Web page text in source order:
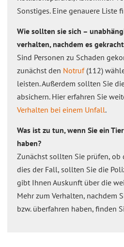
Sonstiges. Eine genauere Liste
Wie sollten sie sich –
verhalten, nachdem es
Sind Personen zu Schaden
zunächst den Notruf(112)
leisten. Außerdem sollten Sie
absichern. Hier erfahren Sie
Verhalten bei einem Unfall.
Was ist zu tun, wenn Sie ein
haben?
Zunächst sollten Sie prüfen, ob
dies der Fall, sollten Sie die
gibt Ihnen Auskunft über die
Mehr zum Verhalten, nachdem
bzw. überfahren haben, finden